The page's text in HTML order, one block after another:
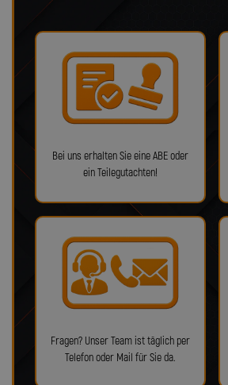
Bei uns erhalten Sie eine ABE oder
ein Teilegutachten!
Fragen? Unser Team ist täglich per
Telefon oder Mail für Sie da.